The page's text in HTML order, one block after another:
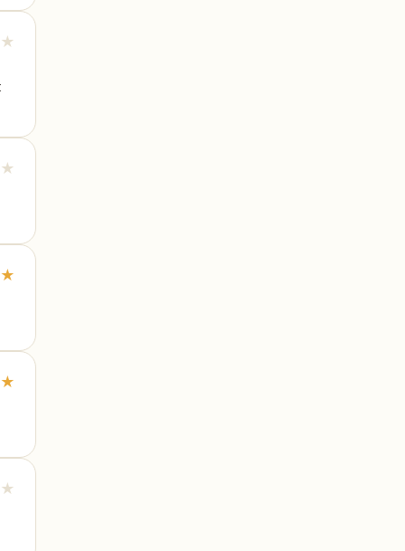
★
★
★
★
★